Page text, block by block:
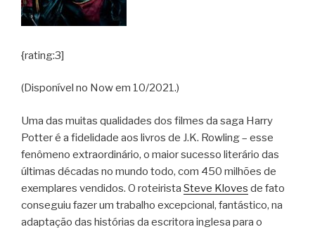
{rating:3]
(Disponível no Now em 10/2021.)
Uma das muitas qualidades dos filmes da saga Harry
Potter é a fidelidade aos livros de J.K. Rowling – esse
fenômeno extraordinário, o maior sucesso literário das
últimas décadas no mundo todo, com 450 milhões de
exemplares vendidos. O roteirista Steve Kloves de fato
conseguiu fazer um trabalho excepcional, fantástico, na
adaptação das histórias da escritora inglesa para o